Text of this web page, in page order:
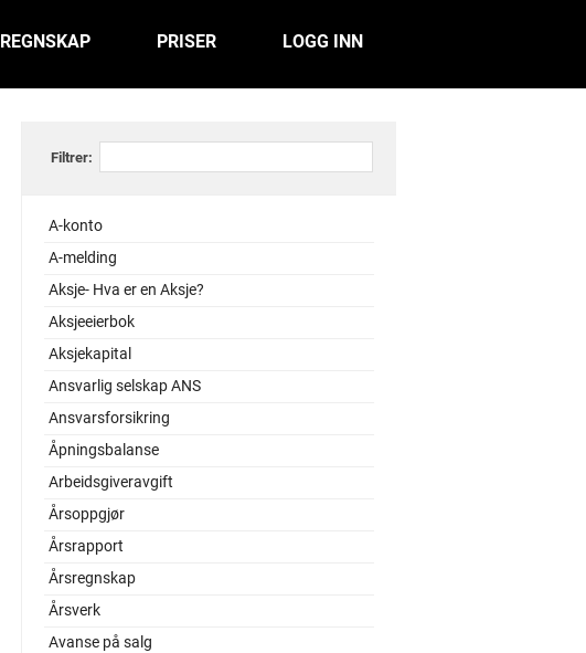
LOGG INN
PRISER
REGNSKAP
Filtrer:
A-konto
A-melding
Aksje- Hva er en Aksje?
Aksjeeierbok
Aksjekapital
Ansvarlig selskap ANS
Ansvarsforsikring
Åpningsbalanse
Arbeidsgiveravgift
Årsoppgjør
Årsrapport
Årsregnskap
Årsverk
Avanse på salg